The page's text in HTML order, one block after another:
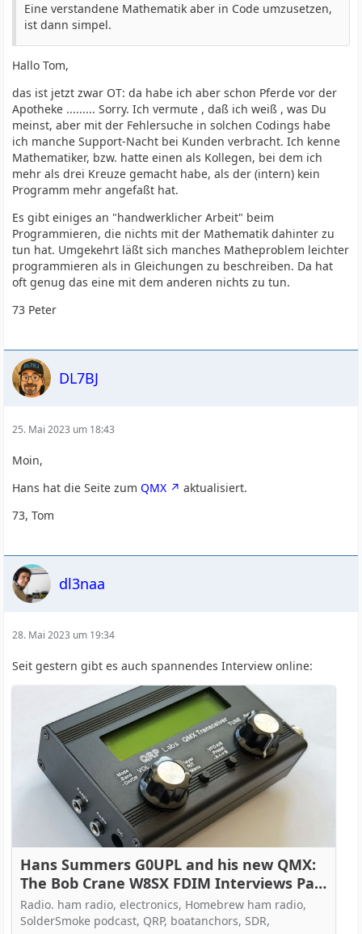
Eine verstandene Mathematik aber in Code umzusetzen,
ist dann simpel.
Hallo Tom,
das ist jetzt zwar OT: da habe ich aber schon Pferde vor der
Apotheke ......... Sorry. Ich vermute , daß ich weiß , was Du
meinst, aber mit der Fehlersuche in solchen Codings habe
ich manche Support-Nacht bei Kunden verbracht. Ich kenne
Mathematiker, bzw. hatte einen als Kollegen, bei dem ich
mehr als drei Kreuze gemacht habe, als der (intern) kein
Programm mehr angefaßt hat.
Es gibt einiges an "handwerklicher Arbeit" beim
Programmieren, die nichts mit der Mathematik dahinter zu
tun hat. Umgekehrt läßt sich manches Matheproblem leichter
programmieren als in Gleichungen zu beschreiben. Da hat
oft genug das eine mit dem anderen nichts zu tun.
73 Peter
DL7BJ
25. Mai 2023 um 18:43
Moin,
Hans hat die Seite zumQMX
aktualisiert.
73, Tom
dl3naa
28. Mai 2023 um 19:34
Seit gestern gibt es auch spannendes Interview online:
Hans Summers G0UPL and his new QMX:
The Bob Crane W8SX FDIM Interviews Part
1 (audio)
Radio. ham radio, electronics, Homebrew ham radio,
SolderSmoke podcast, QRP, boatanchors, SDR,